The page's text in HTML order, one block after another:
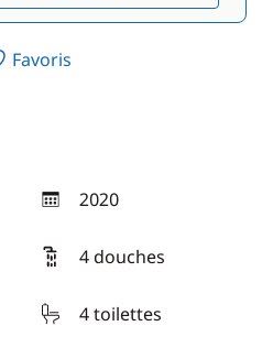
Favoris
2020
année
4 douches
4 toilettes